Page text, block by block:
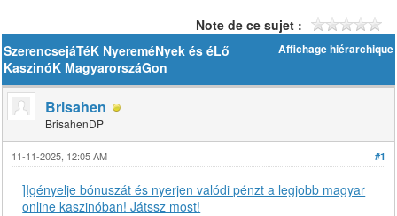
Note de ce sujet :
Affichage hiérarchique
SzerencsejáTéK NyereméNyek és éLő
KaszinóK MagyarorszáGon
Brisahen
BrisahenDP
#1
11-11-2025, 12:05 AM
]Igényelje bónuszát és nyerjen valódi pénzt a legjobb magyar
online kaszinóban! Játssz most!